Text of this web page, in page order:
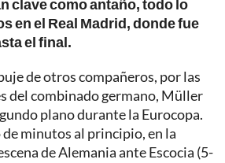
clave como antaño, todo lo
en el Real Madrid, donde fue
el final.
de otros compañeros, por las
del combinado germano, Müller
plano durante la Eurocopa.
de minutos al principio, en la
de Alemania ante Escocia (5-